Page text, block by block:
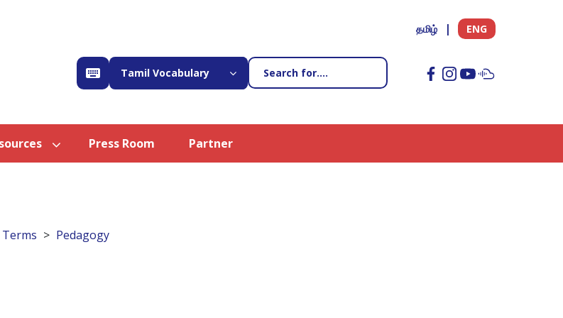
தமிழ் ENG
Tamil Vocabulary
Press Room Partner
Pedagogy